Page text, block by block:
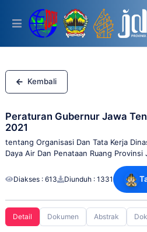
This
includes
accessibility
system.
Kembali
Peraturan Gubernur Jawa
2021
tentang Organisasi Dan Tata Kerja
Daya Air Dan Penataan Ruang Provinsi
Diakses : 613 Diunduh : 1331
Detail Dokumen Abstrak